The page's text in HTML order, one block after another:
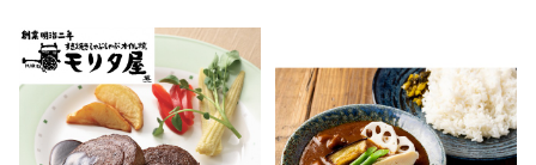
快気祝い 景品】【父の日 お
中元】
産祝い 快気祝い 景品】【父
の日 お中元】